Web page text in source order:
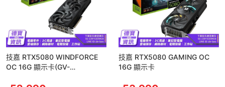
技嘉 RTX5080 WINDFORCE
OC 16G 顯示卡(GV-
技嘉 RTX5080 GAMING OC
16G 顯示卡